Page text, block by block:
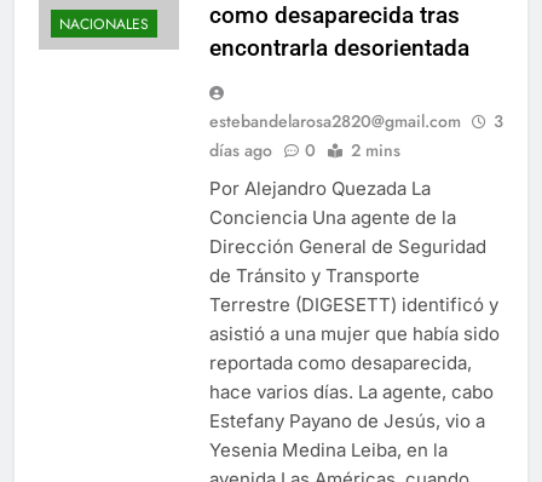
NACIONALES
como desaparecida tras
encontrarla desorientada
estebandelarosa2820@gmail.com
3
días ago
0 2 mins
Por Alejandro Quezada La
Conciencia Una agente de la
Dirección General de Seguridad
de Tránsito y Transporte
Terrestre (DIGESETT) identificó y
asistió a una mujer que había sido
reportada como desaparecida,
hace varios días. La agente, cabo
Estefany Payano de Jesús, vio a
Yesenia Medina Leiba, en la